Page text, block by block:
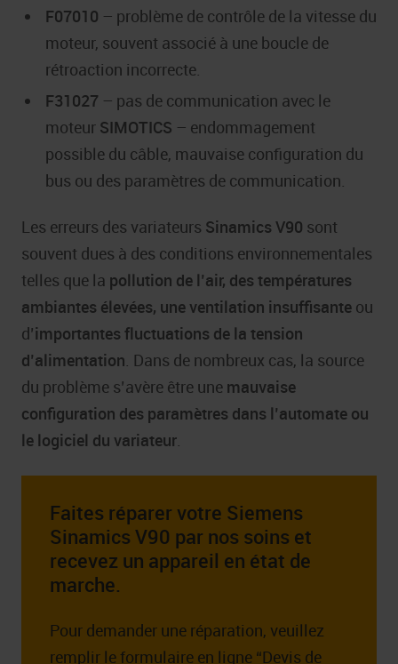
F07010 – problème de contrôle de la vitesse du
moteur, souvent associé à une boucle de
rétroaction incorrecte.
F31027 – pas de communication avec le
moteur SIMOTICS – endommagement
possible du câble, mauvaise configuration du
bus ou des paramètres de communication.
Les erreurs des variateurs Sinamics V90 sont
souvent dues à des conditions environnementales
telles que la pollution de l’air, des températures
ambiantes élevées, une ventilation insuffisante ou
d’importantes fluctuations de la tension
d’alimentation. Dans de nombreux cas, la source
du problème s’avère être une mauvaise
configuration des paramètres dans l’automate ou
le logiciel du variateur.
Faites réparer votre Siemens
Sinamics V90 par nos soins et
recevez un appareil en état de
marche.
Pour demander une réparation, veuillez
remplir le formulaire en ligne “Devis de